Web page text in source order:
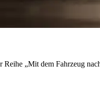
Reihe „Mit dem Fahrzeug